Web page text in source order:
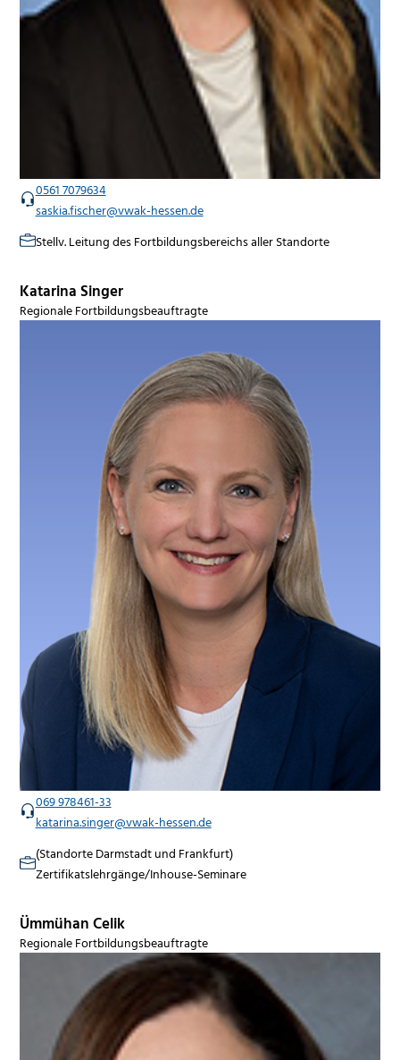
0561 7079634
saskia.fischer@vwak-hessen.de
Stellv. Leitung des Fortbildungsbereichs aller Standorte
Katarina Singer
Regionale Fortbildungsbeauftragte
069 978461-33
katarina.singer@vwak-hessen.de
(Standorte Darmstadt und Frankfurt)
Zertifikatslehrgänge/Inhouse-Seminare
Ümmühan Celik
Regionale Fortbildungsbeauftragte